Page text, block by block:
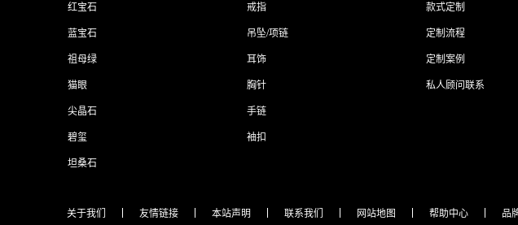
红宝石
蓝宝石
祖母绿
猫眼
尖晶石
碧玺
坦桑石
戒指
吊坠/项链
耳饰
胸针
手链
袖扣
款式定制
定制流程
定制案例
私人顾问联系
关于我们 友情链接 本站声明 联系我们 网站地图 帮助中心 品